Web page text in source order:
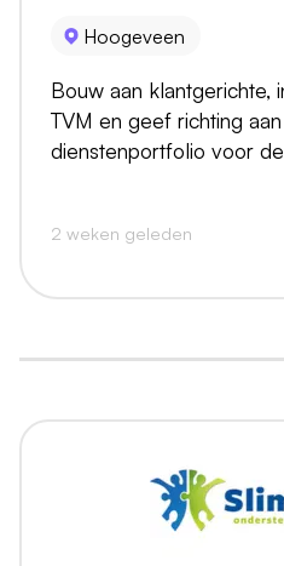
Hoogeveen
Bouw aan klantgerichte,
TVM en geef richting
dienstenportfolio voor
2 weken geleden